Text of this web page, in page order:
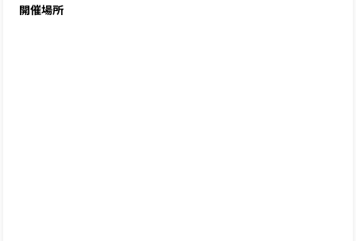
開催場所